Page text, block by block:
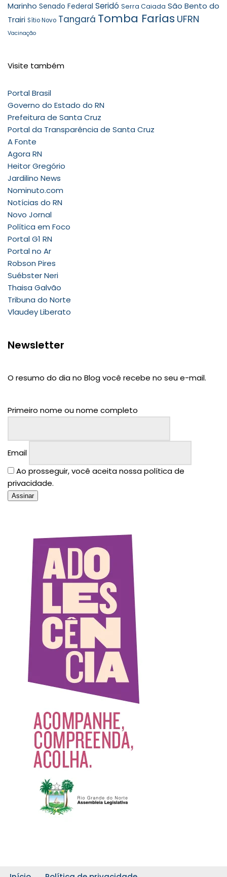
Marinho Senado Federal Seridó Serra Caiada São Bento do
Trairi Sítio Novo Tangará Tomba Farias UFRN
Vacinação
Visite também
Portal Brasil
Governo do Estado do RN
Prefeitura de Santa Cruz
Portal da Transparência de Santa Cruz
A Fonte
Agora RN
Heitor Gregório
Jardilino News
Nominuto.com
Notícias do RN
Novo Jornal
Política em Foco
Portal G1 RN
Portal no Ar
Robson Pires
Suébster Neri
Thaisa Galvão
Tribuna do Norte
Vlaudey Liberato
Newsletter
O resumo do dia no Blog você recebe no seu e-mail.
Primeiro nome ou nome completo
Email
Ao prosseguir, você aceita nossa política de
privacidade.